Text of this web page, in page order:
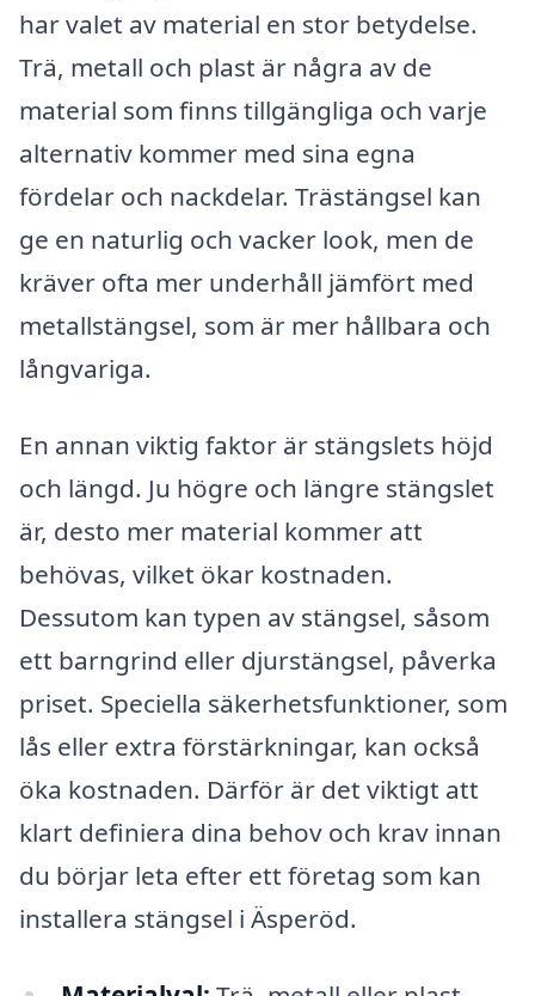
har valet av material en stor betydelse.
Trä, metall och plast är några av de
material som finns tillgängliga och varje
alternativ kommer med sina egna
fördelar och nackdelar. Trästängsel kan
ge en naturlig och vacker look, men de
kräver ofta mer underhåll jämfört med
metallstängsel, som är mer hållbara och
långvariga.
En annan viktig faktor är stängslets höjd
och längd. Ju högre och längre stängslet
är, desto mer material kommer att
behövas, vilket ökar kostnaden.
Dessutom kan typen av stängsel, såsom
ett barngrind eller djurstängsel, påverka
priset. Speciella säkerhetsfunktioner, som
lås eller extra förstärkningar, kan också
öka kostnaden. Därför är det viktigt att
klart definiera dina behov och krav innan
du börjar leta efter ett företag som kan
installera stängsel i Äsperöd.